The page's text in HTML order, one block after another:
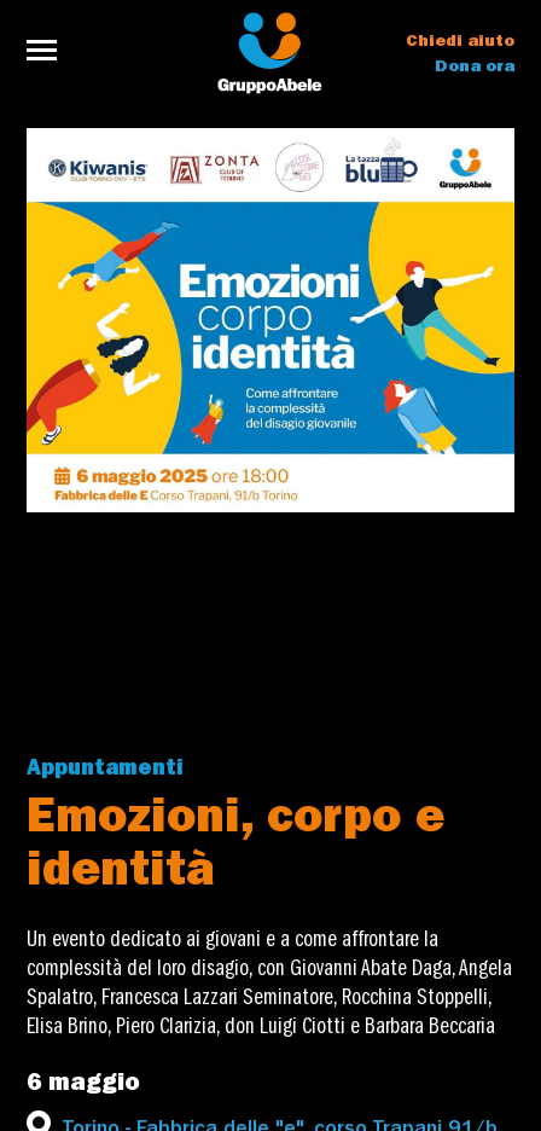
Chiedi aiuto
Dona ora
Appuntamenti
Emozioni, corpo e
identità
Un evento dedicato ai giovani e a come affrontare la
complessità del loro disagio, con Giovanni Abate Daga, Angela
Spalatro, Francesca Lazzari Seminatore, Rocchina Stoppelli,
Elisa Brino, Piero Clarizia, don Luigi Ciotti e Barbara Beccaria
6 maggio